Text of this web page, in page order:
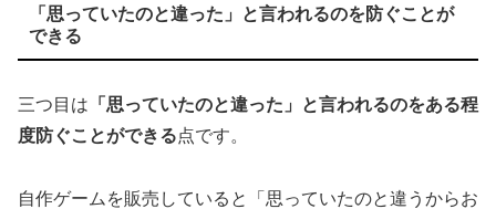
「思っていたのと違った」と言われるのを防ぐことが
できる
三つ目は 「思っていたのと違った」と言われるのをある程
度防ぐことができる点です。
自作ゲームを販売していると「思っていたのと違うからお